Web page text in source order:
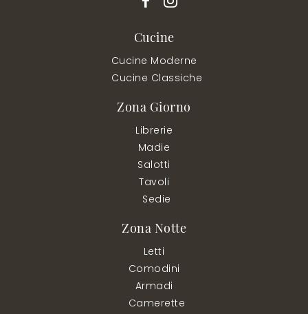
Cucine
Cucine Moderne
Cucine Classiche
Zona Giorno
Librerie
Madie
Salotti
Tavoli
Sedie
Zona Notte
Letti
Comodini
Armadi
Camerette